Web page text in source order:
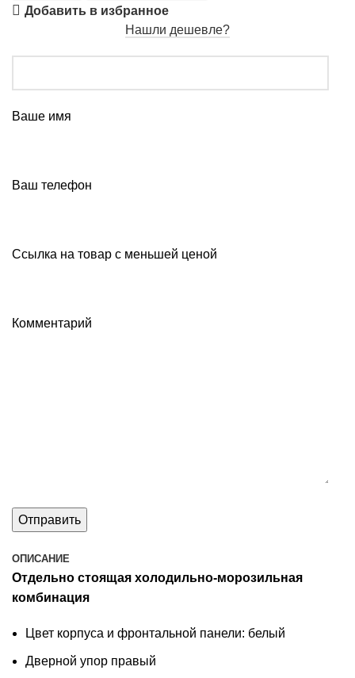
Добавить в избранное
Нашли дешевле?
Ваше имя
Ваш телефон
Ссылка на товар с меньшей ценой
Комментарий
ОПИСАНИЕ
Отдельно стоящая холодильно-морозильная
комбинация
Цвет корпуса и фронтальной панели: белый
Дверной упор правый